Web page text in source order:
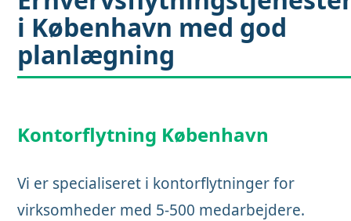
i København med god
planlægning
Kontorflytning København
Vi er specialiseret i kontorflytninger for
virksomheder med 5-500 medarbejdere.